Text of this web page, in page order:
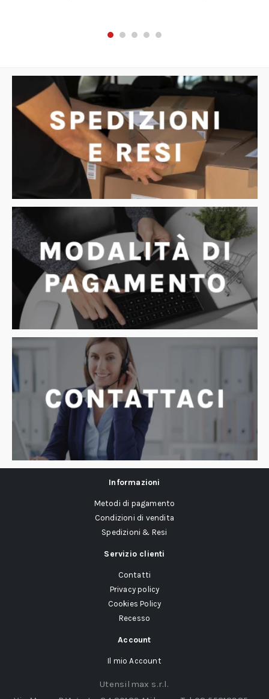
Informazioni
Metodi di pagamento
Condizioni di vendita
Spedizioni & Resi
Servizio clienti
Contatti
Privacy policy
Cookies Policy
Recesso
Account
Il mio Account
Utensilmax s.r.l.